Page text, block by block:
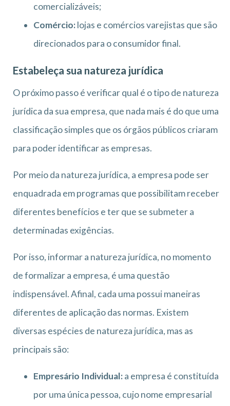
comercializáveis;
Comércio:lojas e comércios varejistas que são
direcionados para o consumidor final.
Estabeleça sua natureza jurídica
O próximo passo é verificar qual é o tipo de natureza
jurídica da sua empresa, que nada mais é do que uma
classificação simples que os órgãos públicos criaram
para poder identificar as empresas.
Por meio da natureza jurídica, a empresa pode ser
enquadrada em programas que possibilitam receber
diferentes benefícios e ter que se submeter a
determinadas exigências.
Por isso, informar a natureza jurídica, no momento
de formalizar a empresa, é uma questão
indispensável. Afinal, cada uma possui maneiras
diferentes de aplicação das normas. Existem
diversas espécies de natureza jurídica, mas as
principais são:
Empresário Individual:a empresa é constituída
por uma única pessoa, cujo nome empresarial